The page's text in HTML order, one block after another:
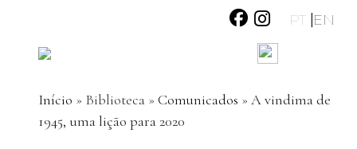
PT EN
Início » Biblioteca » Comunicados » A vindima de
1945, uma lição para 2020